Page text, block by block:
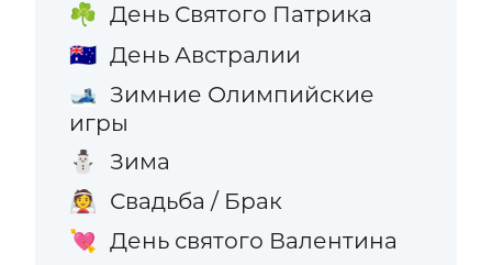
☘️ День Святого Патрика
🇦🇺 День Австралии
🎿 Зимние Олимпийские
игры
⛄ Зима
👰 Свадьба / Брак
💘 День святого Валентина